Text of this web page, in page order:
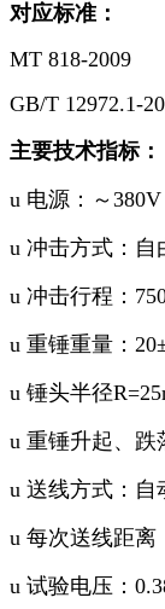
对应标准：
MT 818-2009
GB/T 12972.1-
主要技术指标：
u 电源：～
u 冲击方式：自
u 冲击行程：
u 重锤重量：
u 锤头半径
u 重锤升起、跌
u 送线方式：自
u 每次送线距离
u 试验电压：